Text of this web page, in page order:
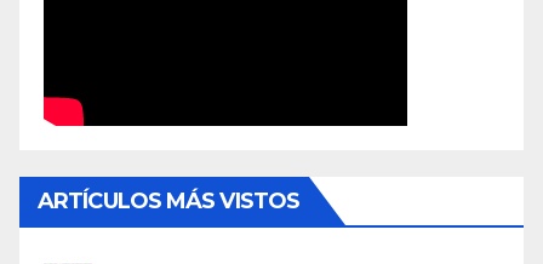
ARTÍCULOS MÁS VISTOS